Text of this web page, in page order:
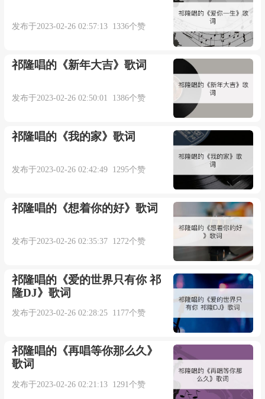
多少个夜我哭得那么彻底
我不会再轻易拿出真心
如今我天真傻傻问你爱我吗
我让自己不再想起你
发布于2023-02-26 02:57:13 1336个赞
祁隆唱的《新年大吉》歌词
发布于2023-02-26 02:50:01 1386个赞
祁隆唱的《我的家》歌词
发布于2023-02-26 02:42:49 1295个赞
祁隆唱的《想着你的好》歌词
发布于2023-02-26 02:35:37 1272个赞
祁隆唱的《爱的世界只有你 祁
隆DJ》歌词
发布于2023-02-26 02:28:25 1177个赞
祁隆唱的《再唱等你那么久》
歌词
发布于2023-02-26 02:21:13 1291个赞